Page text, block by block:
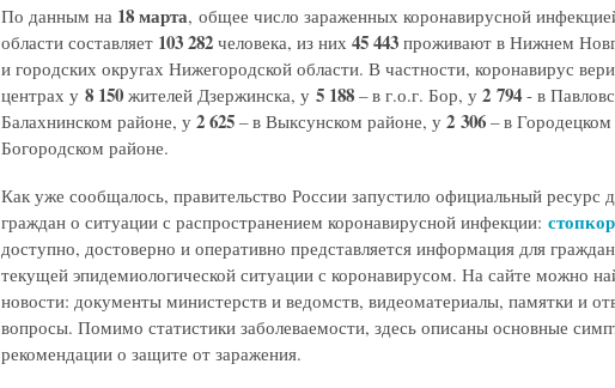
По данным на 18 марта, общее число зараженных коронавирусной
области составляет 103 282 человека, из них 45 443 проживают в Нижнем
и городских округах Нижегородской области. В частности, коронавирус
центрах у 8 150 жителей Дзержинска, у 5 188 – в г.о.г. Бор, у 2 794 - в
Балахнинском районе, у 2 625 – в Выксунском районе, у 2 306 – в
Богородском районе.
Как уже сообщалось, правительство России запустило официальный ресурс
граждан о ситуации с распространением коронавирусной инфекции:
доступно, достоверно и оперативно представляется информация для
текущей эпидемиологической ситуации с коронавирусом. На сайте можно
новости: документы министерств и ведомств, видеоматериалы, памятки и
вопросы. Помимо статистики заболеваемости, здесь описаны основные
рекомендации о защите от заражения.